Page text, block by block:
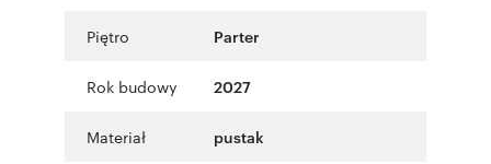
Piętro Parter
Rok budowy 2027
Materiał pustak